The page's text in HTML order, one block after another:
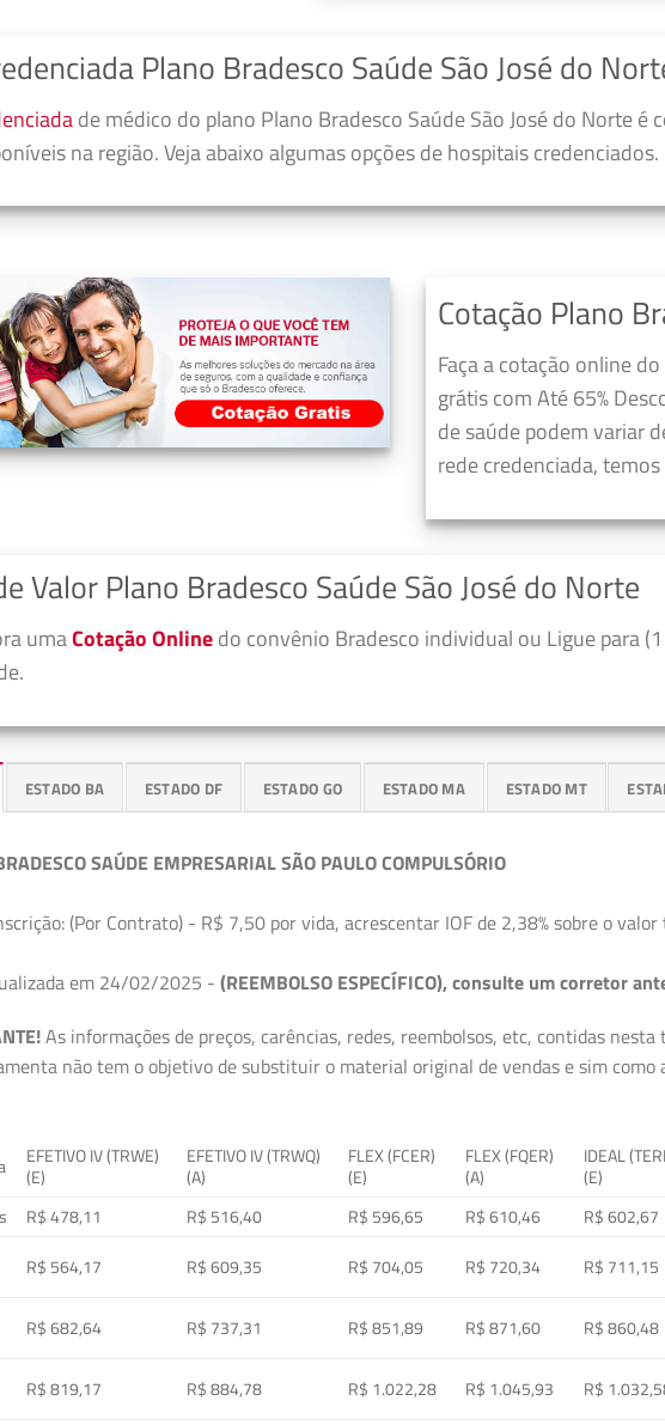
Plano Bradesco Saúde São José do
de médico do plano Plano Bradesco Saúde São José do Norte
na região. Veja abaixo algumas opções de hospitais credenciados.
Cotação Plano
Faça a cotação online
grátis com Até 65%
de saúde podem variar
rede credenciada,
Valor Plano Bradesco Saúde São José do Norte
umaCotação Onlinedo convênio Bradesco individual ou Ligue para
ESTADO BA ESTADO DF ESTADO GO ESTADO MA ESTADO MT
SAÚDE EMPRESARIAL SÃO PAULO COMPULSÓRIO
(Por Contrato) - R$ 7,50 por vida, acrescentar IOF de 2,38% sobre o
em 24/02/2025 - (REEMBOLSO ESPECÍFICO), consulte um corretor
As informações de preços, carências, redes, reembolsos, etc, contidas
não tem o objetivo de substituir o material original de vendas e sim como
EFETIVO IV (TRWE)
(E)
EFETIVO IV (TRWQ)
(A)
FLEX (FCER)
(E)
FLEX (FQER)
(A)
IDEAL
(E)
R$ 478,11 R$ 516,40 R$ 596,65 R$ 610,46 R$ 602,67
R$ 564,17 R$ 609,35 R$ 704,05 R$ 720,34 R$ 711,15
R$ 682,64 R$ 737,31 R$ 851,89 R$ 871,60 R$ 860,48
R$ 819,17 R$ 884,78 R$ 1.022,28 R$ 1.045,93 R$